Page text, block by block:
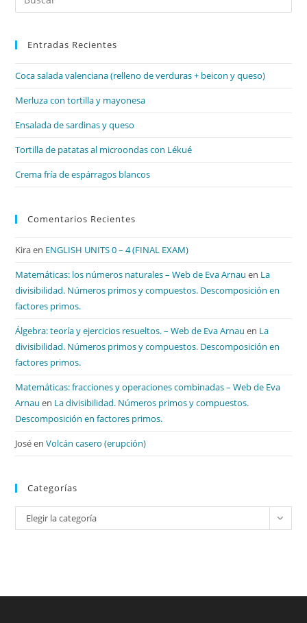
Entradas Recientes
Coca salada valenciana (relleno de verduras + beicon y queso)
Merluza con tortilla y mayonesa
Ensalada de sardinas y queso
Tortilla de patatas al microondas con Lékué
Crema fría de espárragos blancos
Comentarios Recientes
Kiraen ENGLISH UNITS 0 – 4 (FINAL EXAM)
Matemáticas: los números naturales – Web de Eva Arnau en La
divisibilidad. Números primos y compuestos. Descomposición en
factores primos.
Álgebra: teoría y ejercicios resueltos. – Web de Eva Arnau en La
divisibilidad. Números primos y compuestos. Descomposición en
factores primos.
Matemáticas: fracciones y operaciones combinadas – Web de Eva
Arnau en La divisibilidad. Números primos y compuestos.
Descomposición en factores primos.
JoséenVolcán casero (erupción)
Categorías
Categorías
Elegir la categoría